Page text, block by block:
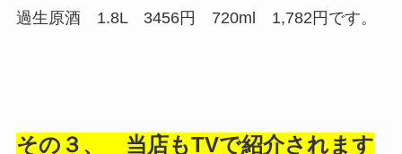
過生原酒 1.8L 3456円 720ml 1,782円です。
その３、 当店もTVで紹介されます